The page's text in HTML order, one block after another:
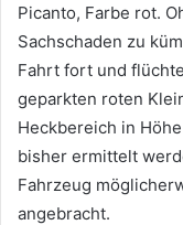
Picanto, Farbe rot.
Sachschaden zu
Fahrt fort und
geparkten roten
Heckbereich in
bisher ermittelt
Fahrzeug
angebracht.